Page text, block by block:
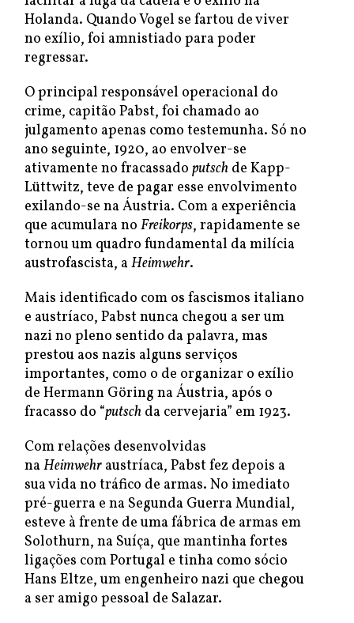
Holanda. Quando Vogel se fartou de viver
no exílio, foi amnistiado para poder
regressar.
O principal responsável operacional do
crime, capitão Pabst, foi chamado ao
julgamento apenas como testemunha. Só no
ano seguinte, 1920, ao envolver-se
ativamente no fracassado putsch de Kapp-
Lüttwitz, teve de pagar esse envolvimento
exilando-se na Áustria. Com a experiência
que acumulara no Freikorps, rapidamente se
tornou um quadro fundamental da milícia
austrofascista, a Heimwehr.
Mais identificado com os fascismos italiano
e austríaco, Pabst nunca chegou a ser um
nazi no pleno sentido da palavra, mas
prestou aos nazis alguns serviços
importantes, como o de organizar o exílio
de Hermann Göring na Áustria, após o
fracasso do “putsch da cervejaria” em 1923.
Com relações desenvolvidas
na Heimwehr austríaca, Pabst fez depois a
sua vida no tráfico de armas. No imediato
pré-guerra e na Segunda Guerra Mundial,
esteve à frente de uma fábrica de armas em
Solothurn, na Suíça, que mantinha fortes
ligações com Portugal e tinha como sócio
Hans Eltze, um engenheiro nazi que chegou
a ser amigo pessoal de Salazar.